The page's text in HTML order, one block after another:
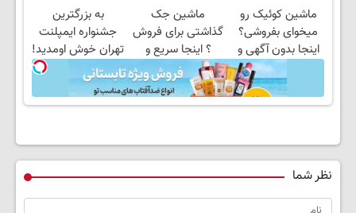
کن
ماشین کوئیک رو
میخوای بفروشی؟
اینجا بدون آگهی و
در چند ساعت
بفروشش
ماشین جک
گذاشتی برای فروش
؟ اینجا سریع و
راحت بفروش
به بزرگترین
جشنواره ایمپلنت
تهران خوش اومدید!
| فقط ۲۵ میلیون !
نظر شما